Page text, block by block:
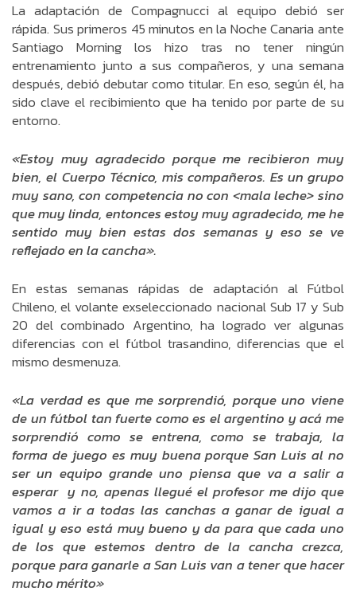
La adaptación de Compagnucci al equipo debió ser
rápida. Sus primeros 45 minutos en la Noche Canaria ante
Santiago Morning los hizo tras no tener ningún
entrenamiento junto a sus compañeros, y una semana
después, debió debutar como titular. En eso, según él, ha
sido clave el recibimiento que ha tenido por parte de su
entorno.
«Estoy muy agradecido porque me recibieron muy
bien, el Cuerpo Técnico, mis compañeros. Es un grupo
muy sano, con competencia no con <mala leche> sino
que muy linda, entonces estoy muy agradecido, me he
sentido muy bien estas dos semanas y eso se ve
reflejado en la cancha».
En estas semanas rápidas de adaptación al Fútbol
Chileno, el volante exseleccionado nacional Sub 17 y Sub
20 del combinado Argentino, ha logrado ver algunas
diferencias con el fútbol trasandino, diferencias que el
mismo desmenuza.
«La verdad es que me sorprendió, porque uno viene
de un fútbol tan fuerte como es el argentino y acá me
sorprendió como se entrena, como se trabaja, la
forma de juego es muy buena porque San Luis al no
ser un equipo grande uno piensa que va a salir a
esperar y no, apenas llegué el profesor me dijo que
vamos a ir a todas las canchas a ganar de igual a
igual y eso está muy bueno y da para que cada uno
de los que estemos dentro de la cancha crezca,
porque para ganarle a San Luis van a tener que hacer
mucho mérito»